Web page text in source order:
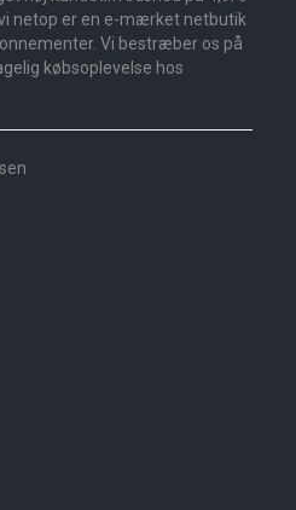
netop er en e-mærket netbutik
Vi bestræber os på
købsoplevelse hos